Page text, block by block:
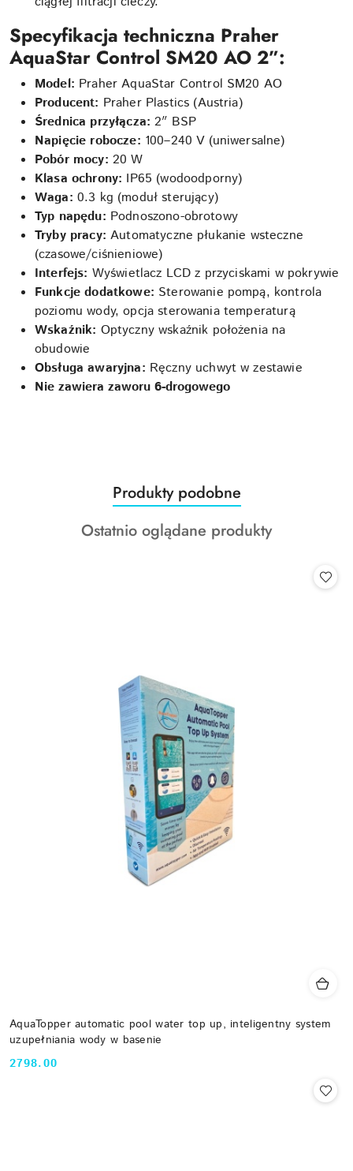
Specyfikacja techniczna Praher
AquaStar Control SM20 AO 2”:
Model: Praher AquaStar Control SM20 AO
Producent: Praher Plastics (Austria)
Średnica przyłącza: 2″ BSP
Napięcie robocze: 100–240 V (uniwersalne)
Pobór mocy: 20 W
Klasa ochrony: IP65 (wodoodporny)
Waga: 0.3 kg (moduł sterujący)
Typ napędu: Podnoszono-obrotowy
Tryby pracy: Automatyczne płukanie wsteczne
(czasowe/ciśnieniowe)
Interfejs: Wyświetlacz LCD z przyciskami w pokrywie
Funkcje dodatkowe: Sterowanie pompą, kontrola
poziomu wody, opcja sterowania temperaturą
Wskaźnik: Optyczny wskaźnik położenia na
obudowie
Obsługa awaryjna: Ręczny uchwyt w zestawie
Nie zawiera zaworu 6-drogowego
Pomiń karuzelę produktów
Produkty
o
statusie:
Produkty podobne
Produkty
Ostatnio oglądane produkty
AquaTopper automatic pool water top up, inteligentny system
uzupełniania wody w basenie
Cena:
2798.00